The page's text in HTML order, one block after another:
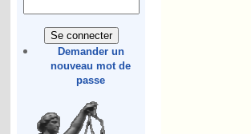
Demander un
nouveau mot de
passe